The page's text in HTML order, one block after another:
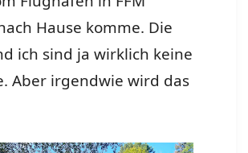
Hause komme. Die
ich sind ja wirklich keine
Aber irgendwie wird das